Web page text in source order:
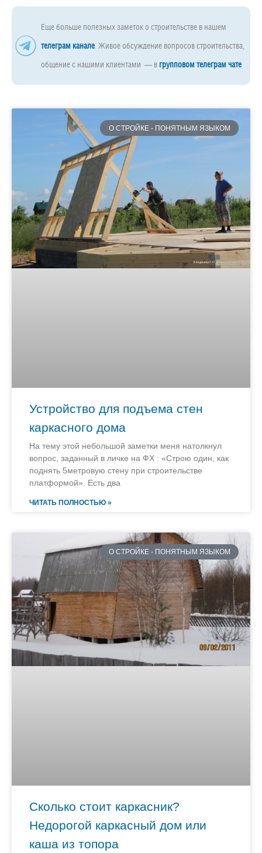
Еще больше полезных заметок о строительстве в нашем
телеграм канале. Живое обсуждение вопросов строительства,
общение с нашими клиентами — в групповом телеграм чате
О СТРОЙКЕ - ПОНЯТНЫМ ЯЗЫКОМ
Устройство для подъема стен
каркасного дома
На тему этой небольшой заметки меня натолкнул
вопрос, заданный в личке на ФХ : «Строю один, как
поднять 5метровую стену при строительстве
платформой». Есть два
ЧИТАТЬ ПОЛНОСТЬЮ »
О СТРОЙКЕ - ПОНЯТНЫМ ЯЗЫКОМ
Сколько стоит каркасник?
Недорогой каркасный дом или
каша из топора